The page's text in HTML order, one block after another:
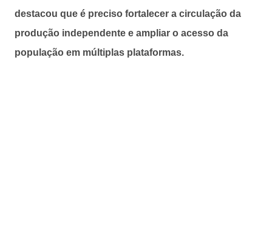
destacou que é preciso fortalecer a circulação da
produção independente e ampliar o acesso da
população em múltiplas plataformas.